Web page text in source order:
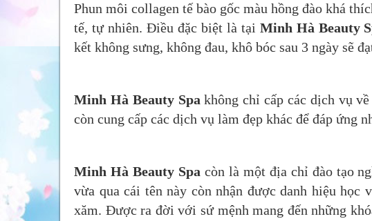
Phun môi collagen tế bào gốc màu hồng đào khá
tế, tự nhiên. Điều đặc biệt là tại Minh Hà Beauty
kết không sưng, không đau, khô bóc sau 3 ngày sẽ
Minh Hà Beauty Spakhông chỉ cấp các dịch vụ
còn cung cấp các dịch vụ làm đẹp khác để đáp ứng
Minh Hà Beauty Spacòn là một địa chỉ đào tạo
vừa qua cái tên này còn nhận được danh hiệu
xăm. Được ra đời với sứ mệnh mang đến những